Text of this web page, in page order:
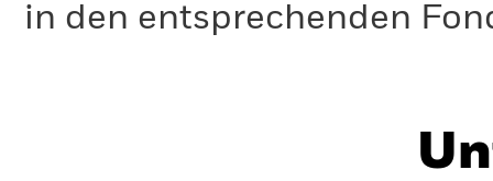
in den entsprechenden